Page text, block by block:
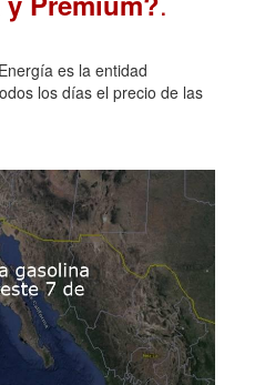
es la entidad
los días el precio de las